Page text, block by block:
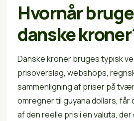
Hvornår
danske
Danske kroner bruges typisk
prisoverslag, webshops,
sammenligning af priser på
omregner til guyana dollars, får
af den reelle pris i en valuta,